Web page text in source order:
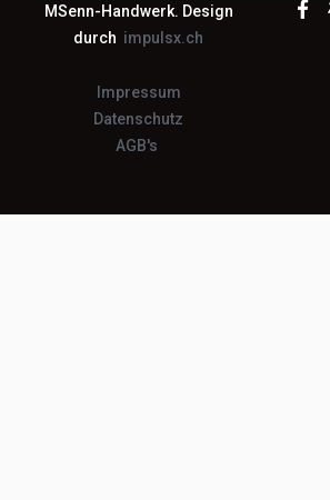
MSenn-Handwerk. Design
durch impulsx.ch
Impressum
Datenschutz
AGB's